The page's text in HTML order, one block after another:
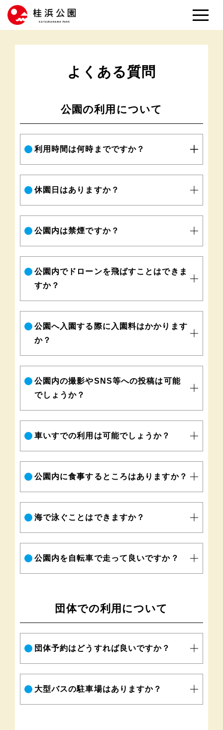
よくある質問
公園の利用について
利用時間は何時までですか？
休園日はありますか？
公園内は禁煙ですか？
公園内でドローンを飛ばすことはできま
すか？
公園へ入園する際に入園料はかかります
か？
公園内の撮影やSNS等への投稿は可能
でしょうか？
車いすでの利用は可能でしょうか？
公園内に食事するところはありますか？
海で泳ぐことはできますか？
公園内を自転車で走って良いですか？
団体での利用について
団体予約はどうすれば良いですか？
大型バスの駐車場はありますか？